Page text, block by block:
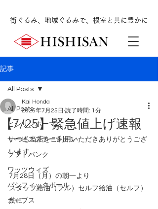
街ぐるみ、地域ぐるみで、根室と共に豊かに
記事
All Posts
ヒシサンホーマ
サービスステーション
ソフトバンク
ワッツウィズ
パシフィックボール
カーブス
All Posts
【7/25】緊急値上げ速報
Kai Honda
2025年7月25日 読了時間: 1分
いつも当店をご利用いただきありがとうござ
います。
7月28日（月）の朝一より
スタッフ給油（フル）セルフ給油（セルフ）
共に